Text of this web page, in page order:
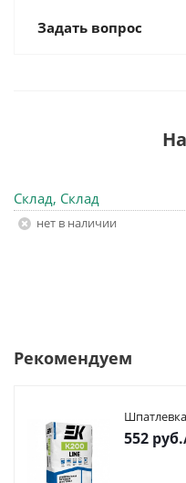
Задать вопрос
Склад, Склад
Нет в наличии
Рекомендуем
552 руб.